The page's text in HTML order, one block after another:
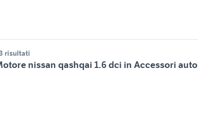
risultati
nissan qashqai 1.6 dci in Accessori auto